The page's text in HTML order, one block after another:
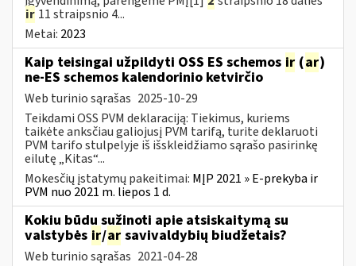
ir 11 straipsnio 4...
Metai: 2023
Kaip teisingai užpildyti OSS ES schemos ir (ar)
ne-ES schemos kalendorinio ketvirčio
Web turinio sąrašas 2025-10-29
Teikdami OSS PVM deklaraciją: Tiekimus, kuriems
taikėte anksčiau galiojusį PVM tarifą, turite deklaruoti
PVM tarifo stulpelyje iš išskleidžiamo sąrašo pasirinkę
eilutę „Kitas“...
Mokesčių įstatymų pakeitimai: MĮP 2021 » E-prekyba ir
PVM nuo 2021 m. liepos 1 d.
Kokiu būdu sužinoti apie atsiskaitymą su
valstybės ir/ar savivaldybių biudžetais?
Web turinio sąrašas 2021-04-28